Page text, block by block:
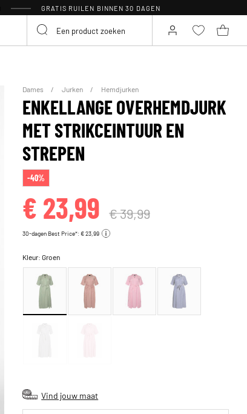
GRATIS RUILEN BINNEN 30 DAGEN
Dames Jurken Hemdjurken
ENKELLANGE OVERHEMDJURK
MET STRIKCEINTUUR EN
STREPEN
-40%
€ 23,99 € 39,99
30-dagen Best Price*: € 23,99
Kleur:Groen
Vind jouw maat